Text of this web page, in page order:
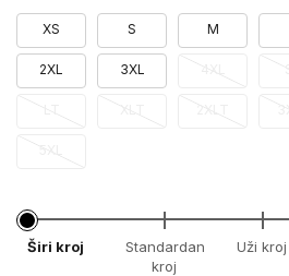
XS S M
2XL 3XL
Širi kroj
Standardan
kroj
Uži kroj